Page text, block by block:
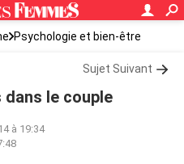
Psychologie et bien-être
Sujet Suivant
le couple
à 19:34